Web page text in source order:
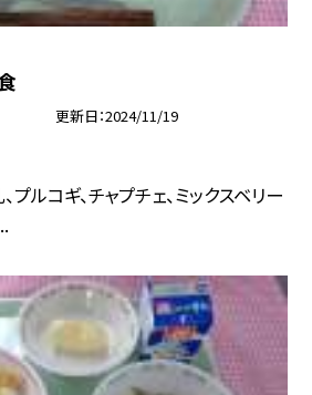
更新日 2024/11/19
プルコギ、チャプチェ、ミックスベリー